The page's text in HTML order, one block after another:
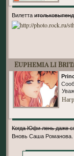
Вилетта
Euphemia li
Когда Юфи лень даже
Вновь Саша Романова.